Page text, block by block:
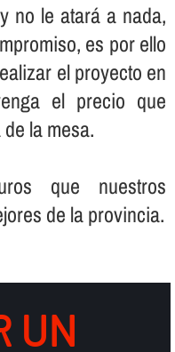
no le atará a nada,
es por ello
el proyecto en
el precio que
la mesa.
que nuestros
de la provincia.
UN